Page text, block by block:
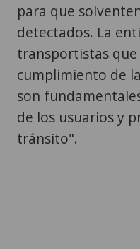
para que
detectados. La
transportistas
cumplimiento de
son
de los usuarios y
tránsito".